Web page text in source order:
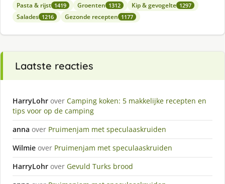
Pasta & rijst 1419 Groenten 1312 Kip & gevogelte 1297
Salades 1216 Gezonde recepten 1177
Laatste reacties
HarryLohr over Camping koken: 5 makkelijke recepten en
tips voor op de camping
anna over Pruimenjam met speculaaskruiden
Wilmie over Pruimenjam met speculaaskruiden
HarryLohr over Gevuld Turks brood